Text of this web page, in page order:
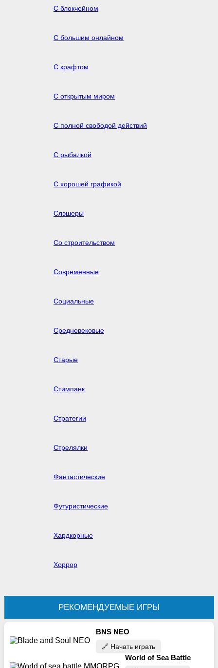
С блокчейном
С большим онлайном
С крафтом
С открытым миром
С полной свободой действий
С рыбалкой
С хорошей графикой
Слэшеры
Со строительством
Современные
Социальные
Средневековые
Старые
Стимпанк
Стратегии
Стрелялки
Фантастические
Футуристические
Хардкорные
Хоррор
РЕКОМЕНДУЕМЫЕ ИГРЫ
BNS NEO
🔗‍️ Начать играть
World of Sea Battle